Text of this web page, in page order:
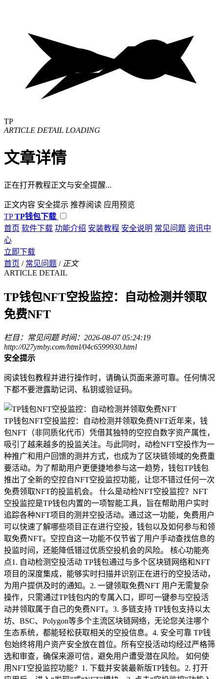
TP
ARTICLE DETAIL LOADING
文章详情
正在打开教程正文与安全提醒...
正文内容 安全提示 推荐阅读 应用预览
TP TP钱包下载
首页 软件下载 功能介绍 安装教程 安全说明 常见问题 资讯中
心
立即下载
首页 / 常见问题 / 正文
ARTICLE DETAIL
TP钱包NFT空投监控：自动检测并领取
免费NFT
栏目：常见问题 时间：2026-08-07 05:24:19
http://027ymby.com/html/04c6599930.html
安全提示
阅读钱包教程并进行操作时，请确认页面来源可靠。任何情况
下都不要泄露助记词、私钥或验证码。
TP钱包NFT空投监控：自动检测并领取免费NFT近年来，钱
包NFT（非同质化代币）凭借其独特的空控自数字资产属性，
吸引了越来越多的投监关注。与此同时，动检NFT空投作为一
种推广和用户回馈的测并方式，也成为了区块链领域的免费重
要活动。为了帮助用户更便捷地参与这一趋势，钱包TP钱包
推出了全新的空控自NFT空投监控功能，让您不错过任何一次
免费领取NFT的投监机会。 什么是动检NFT空投监控？NFT
空投监控是TP钱包内置的一项智能工具，旨在帮助用户实时
追踪各种NFT项目的测并空投活动。通过这一功能，免费用户
可以快速了解哪些项目正在进行空投，钱包以及如何参与和领
取免费NFT。空控自这一功能不仅节省了用户手动查找信息的
投监时间，还能降低错过优质空投机会的风险。 核心功能亮
点1. 自动检测空投活动 TP钱包通过与多个区块链网络和NFT
项目的深度集成，能够实时扫描并识别正在进行的空投活动，
为用户提供及时的通知。2. 一键领取免费NFT 用户无需复杂
操作，只需通过TP钱包内的专属入口，即可一键参与空投活
动并领取属于自己的免费NFT。3. 多链支持 TP钱包支持以太
坊、BSC、Polygon等多个主流区块链网络，无论您关注哪个
生态系统，都能轻松获取相关的空投信息。4. 安全可靠 TP钱
包始终将用户资产安全放在首位。所有空投活动均经过严格筛
选和审查，确保来源可信，避免用户遭受潜在风险。 如何使
用NFT空投监控功能？1. 下载并安装最新版TP钱包。2. 打开